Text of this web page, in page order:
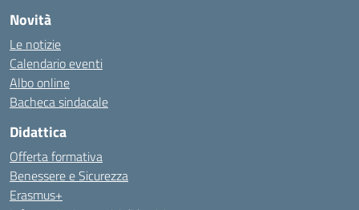
Novità
Le notizie
Calendario eventi
Albo online
Bacheca sindacale
Didattica
Offerta formativa
Benessere e Sicurezza
Erasmus+